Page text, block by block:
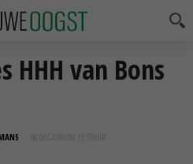
HHH van Bons
08 DEC 2018 OM 13:37